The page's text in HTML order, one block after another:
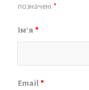
позначені *
Ім’я *
Email*